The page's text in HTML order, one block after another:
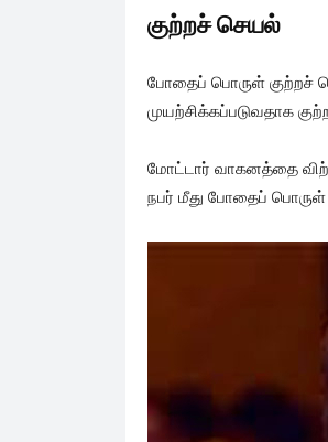
குற்றச் செயல்
போதைப் பொருள் குற்றச்
முயற்சிக்கப்படுவதாக
மோட்டார் வாகனத்தை
நபர் மீது போதைப் பொருள்